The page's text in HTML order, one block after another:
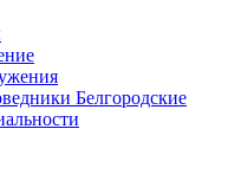
Белгородские